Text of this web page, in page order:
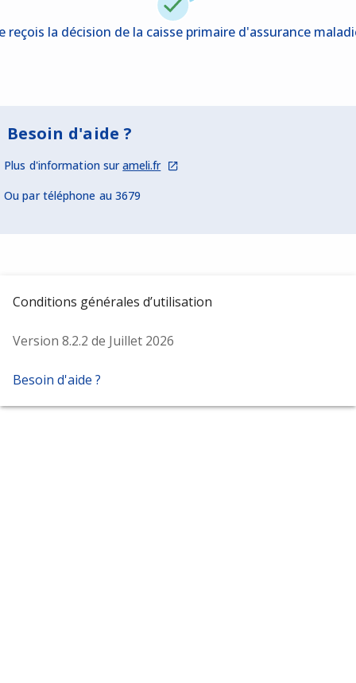
reçois la décision de la caisse primaire d'assurance
Besoin d'aide ?
Plus d'information surameli.fr
Ou par téléphone au 3679
Conditions générales d’utilisation
Version 8.2.2 de Juillet 2026
Besoin d'aide ?